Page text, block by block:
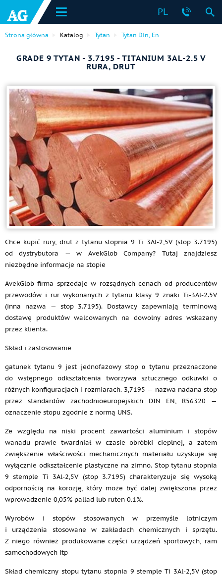
PL
Strona główna Katalog Tytan Tytan Din, En
GRADE 9 TYTAN - 3.7195 - TITANIUM 3AL-2.5 V
RURA, DRUT
Chce kupić rury, drut z tytanu stopnia 9 Ti 3Al-2,5V (stop 3.7195)
od dystrybutora — w AvekGlob Company? Tutaj znajdziesz
niezbędne informacje na stopie
AvekGlob firma sprzedaje w rozsądnych cenach od producentów
przewodów i rur wykonanych z tytanu klasy 9 znaki Ti-3Al-2.5V
(inna nazwa — stop 3.7195). Dostawcy zapewniają terminową
dostawę produktów walcowanych na dowolny adres wskazany
przez klienta.
Skład i zastosowanie
gatunek tytanu 9 jest jednofazowy stop α tytanu przeznaczone
do wstępnego odkształcenia tworzywa sztucznego odkuwki o
różnych konfiguracjach i rozmiarach. 3,7195 — nazwa nadana stop
przez standardów zachodnioeuropejskich DIN EN, R56320 —
oznaczenie stopu zgodnie z normą UNS.
Ze względu na niski procent zawartości aluminium i stopów
wanadu prawie twardniał w czasie obróbki cieplnej, a zatem
zwiększenie właściwości mechanicznych materiału uzyskuje się
wyłącznie odkształcenie plastyczne na zimno. Stop tytanu stopnia
9 stemple Ti 3Al-2,5V (stop 3.7195) charakteryzuje się wysoką
odpornością na korozję, który może być dalej zwiększona przez
wprowadzenie 0,05% pallad lub ruten 0.1%.
Wyrobów i stopów stosowanych w przemyśle lotniczym
i urządzenia stosowane w zakładach chemicznych i sprzętu.
Z niego również produkowane części urządzeń sportowych, ram
samochodowych itp
Skład chemiczny stopu tytanu stopnia 9 stemple Ti 3Al-2,5V (stop